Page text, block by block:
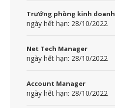
Trưởng phòng kinh doanh
ngày hết hạn: 28/10/2022
Net Tech Manager
ngày hết hạn: 28/10/2022
Account Manager
ngày hết hạn: 28/10/2022